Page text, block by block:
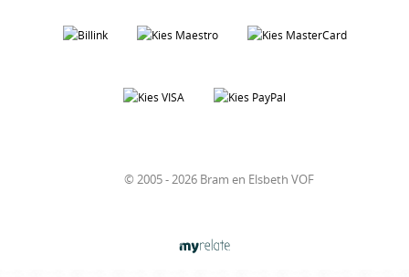
© 2005 - 2026 Bram en Elsbeth VOF